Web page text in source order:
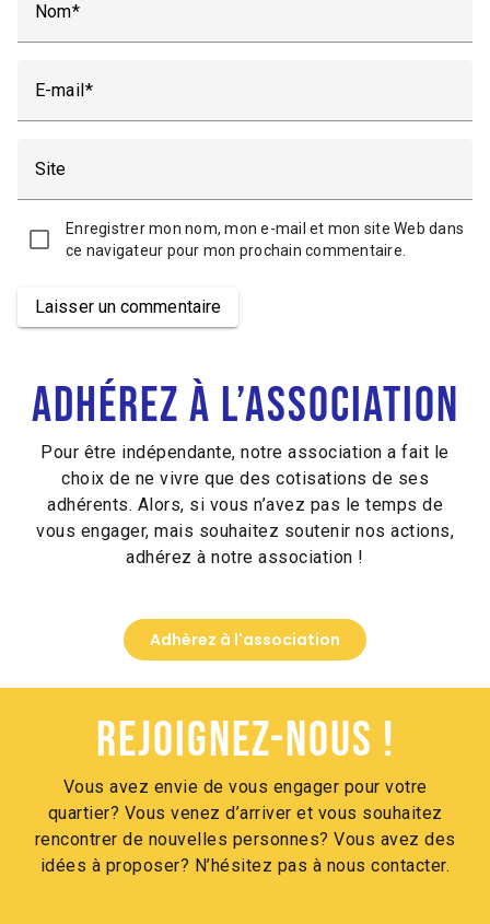
Nom
E-mail
Site
Enregistrer mon nom, mon e-mail et mon site Web dans
ce navigateur pour mon prochain commentaire.
Laisser un commentaire
Adhérez à l’association
Pour être indépendante, notre association a fait le
choix de ne vivre que des cotisations de ses
adhérents. Alors, si vous n’avez pas le temps de
vous engager, mais souhaitez soutenir nos actions,
adhérez à notre association !
Adhèrez à l'association
Rejoignez-nous !
Vous avez envie de vous engager pour votre
quartier? Vous venez d’arriver et vous souhaitez
rencontrer de nouvelles personnes? Vous avez des
idées à proposer? N’hésitez pas à nous contacter.